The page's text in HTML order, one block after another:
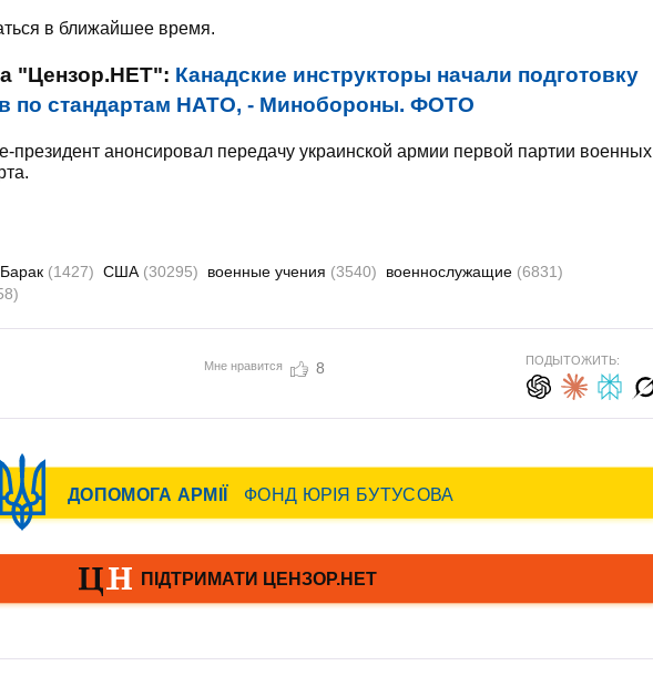
в ближайшее время.
"Цензор.НЕТ": Канадские инструкторы начали подготовку
по стандартам НАТО, - Минобороны. ФОТО
президент анонсировал передачу украинской армии первой партии военных
(1427) США (30295) военные учения (3540) военнослужащие (6831)
Мне нравится 8 ПОДЫТОЖИТЬ: